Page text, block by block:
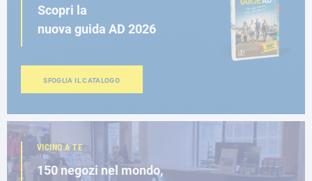
Scopri la
nuova guida AD 2026
SFOGLIA IL CATALOGO
VICINO A TE
150 negozi nel mondo,